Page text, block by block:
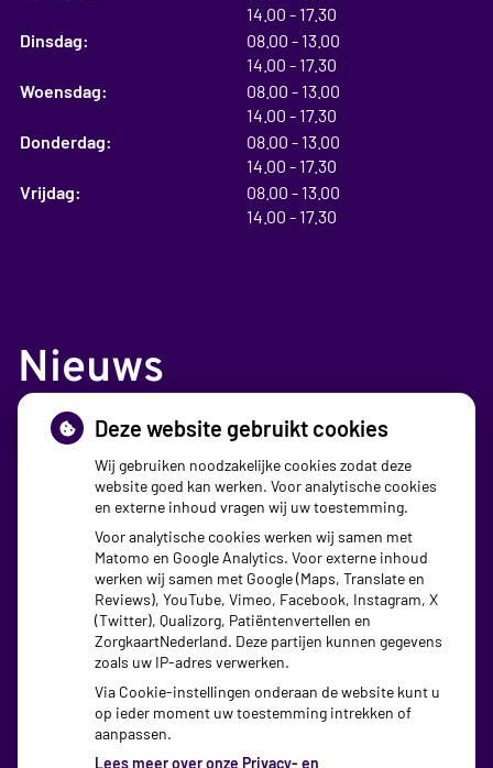
14.00 tot
- 17.30
Dinsdag:
08.00 tot
- 13.00
14.00 tot
- 17.30
Woensdag:
08.00 tot
- 13.00
14.00 tot
- 17.30
Donderdag:
08.00 tot
- 13.00
14.00 tot
- 17.30
Vrijdag:
08.00 tot
- 13.00
14.00 tot
- 17.30
Nieuws
Sinds huisartsen afslankmedicijnen mogen
voorschrijven, neemt gebruik toe
Schurft sinds corona geen vergeten ziekte meer: aantal
uitbraken fors gestegen
Stoppen met afslankmedicijnen betekent zonder
leefstijlaanpassingen weer gewichtstoename
Kookadvies drinkwater in provincie Utrecht vanwege
besmetting
Deze website gebruikt cookies
Wij gebruiken noodzakelijke cookies zodat deze
website goed kan werken. Voor analytische cookies
en externe inhoud vragen wij uw toestemming.
Voor analytische cookies werken wij samen met
Matomo en Google Analytics. Voor externe inhoud
werken wij samen met Google (Maps, Translate en
Reviews), YouTube, Vimeo, Facebook, Instagram, X
(Twitter), Qualizorg, Patiëntenvertellen en
ZorgkaartNederland. Deze partijen kunnen gegevens
zoals uw IP-adres verwerken.
Via Cookie-instellingen onderaan de website kunt u
op ieder moment uw toestemming intrekken of
aanpassen.
Lees meer over onze Privacy- en